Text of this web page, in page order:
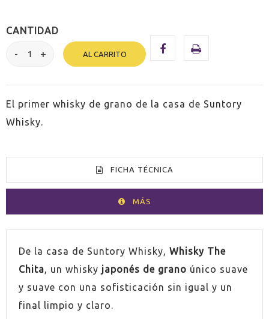
CANTIDAD
AL CARRITO
El primer whisky de grano de la casa de Suntory
Whisky.
FICHA TÉCNICA
MÁS
VOLUMEN 75cl
PAÍS
De la casa de Suntory Whisky, Whisky The
Chita, un whisky japonés de grano único suave
y suave con una sofisticación sin igual y un
final limpio y claro.